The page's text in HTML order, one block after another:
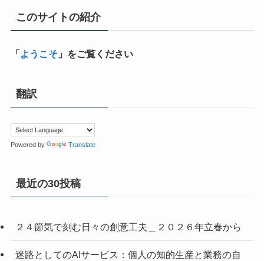
このサイトの紹介
「ようこそ」をご覧ください
翻訳
Powered by Translate
最近の30投稿
２４節気で刻む日々の創意工夫＿２０２６年立春から
迷路としてのAIサービス：個人の知的生産と業務の自